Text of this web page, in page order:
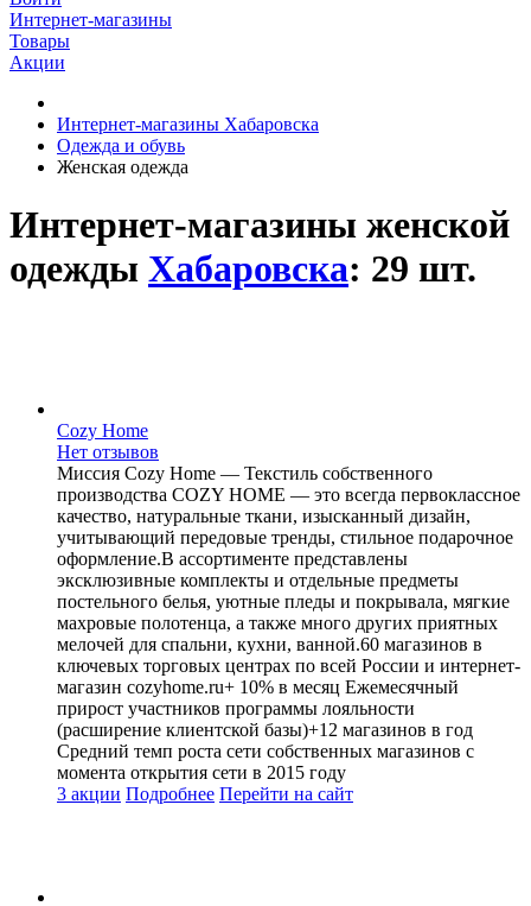
Интернет-магазины
Товары
Акции
Интернет-магазины Хабаровска
Одежда и обувь
Женская одежда
Интернет-магазины женской
одежды Хабаровска: 29 шт.
Cozy Home
Нет отзывов
Миссия Cozy Home — Текстиль собственного
производства COZY HOME — это всегда первоклассное
качество, натуральные ткани, изысканный дизайн,
учитывающий передовые тренды, стильное подарочное
оформление.В ассортименте представлены
эксклюзивные комплекты и отдельные предметы
постельного белья, уютные пледы и покрывала, мягкие
махровые полотенца, а также много других приятных
мелочей для спальни, кухни, ванной.60 магазинов в
ключевых торговых центрах по всей России и интернет-
магазин cozyhome.ru+ 10% в месяц Ежемесячный
прирост участников программы лояльности
(расширение клиентской базы)+12 магазинов в год
Средний темп роста сети собственных магазинов с
момента открытия сети в 2015 году
3 акции Подробнее Перейти на сайт